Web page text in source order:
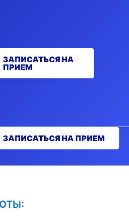
ЗАПИСАТЬСЯ НА
ПРИЕМ
ЗАПИСАТЬСЯ НА ПРИЕМ